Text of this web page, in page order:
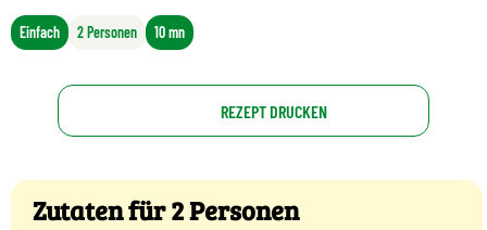
Einfach 2 Personen 10 mn
REZEPT DRUCKEN
Zutaten für 2 Personen